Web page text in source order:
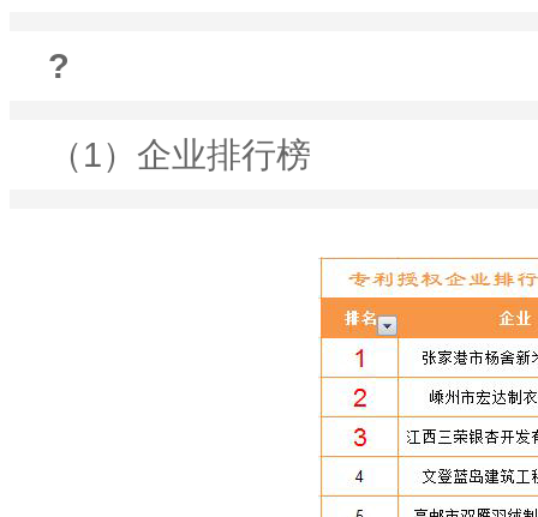
?
（1）企业排行榜